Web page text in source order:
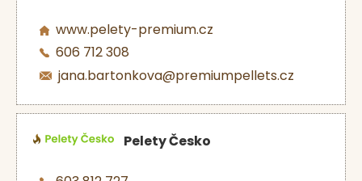
www.pelety-premium.cz
606 712 308
jana.bartonkova@premiumpellets.cz
Pelety Česko